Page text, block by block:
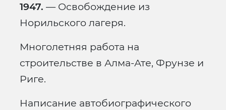
1947. — Освобождение из
Норильского лагеря.
Многолетняя работа на
строительстве в Алма-Ате, Фрунзе и
Риге.
Написание автобиографического